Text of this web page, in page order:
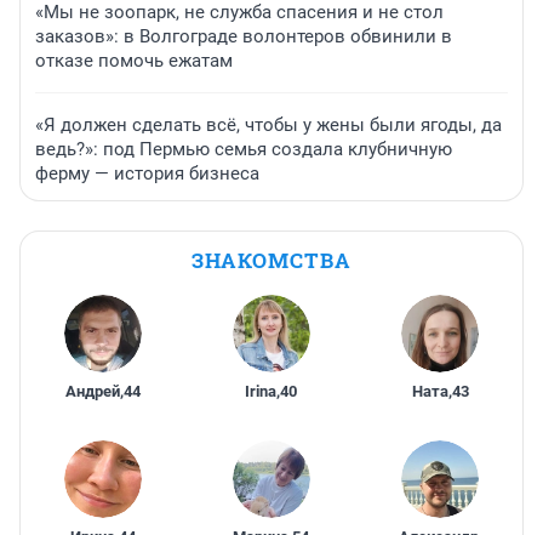
«Мы не зоопарк, не служба спасения и не стол
заказов»: в Волгограде волонтеров обвинили в
отказе помочь ежатам
«Я должен сделать всё, чтобы у жены были ягоды, да
ведь?»: под Пермью семья создала клубничную
ферму — история бизнеса
ЗНАКОМСТВА
Андрей,44 Irina,40 Ната,43